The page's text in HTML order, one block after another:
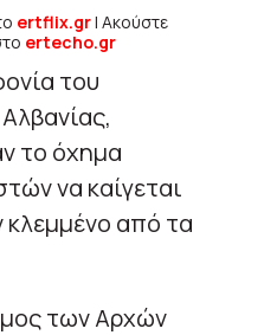
ertflix.gr| Ακούστε
ertecho.gr
του
το όχημα
να καίγεται
από τα
των Αρχών